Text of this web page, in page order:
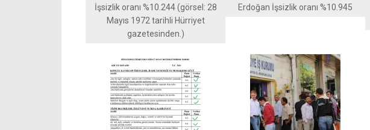
İşsizlik oranı %10.244 (görsel: 28
Mayıs 1972 tarihli Hürriyet
gazetesinden.)
Erdoğan İşsizlik oranı %10.945